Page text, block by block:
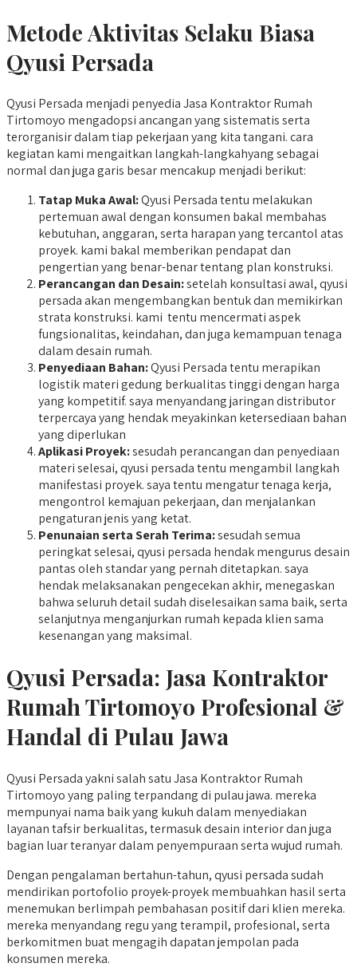
Metode Aktivitas Selaku Biasa
Qyusi Persada
Qyusi Persada menjadi penyedia Jasa Kontraktor Rumah
Tirtomoyo mengadopsi ancangan yang sistematis serta
terorganisir dalam tiap pekerjaan yang kita tangani. cara
kegiatan kami mengaitkan langkah-langkahyang sebagai
normal dan juga garis besar mencakup menjadi berikut:
Tatap Muka Awal:Qyusi Persada tentu melakukan
pertemuan awal dengan konsumen bakal membahas
kebutuhan, anggaran, serta harapan yang tercantol atas
proyek. kami bakal memberikan pendapat dan
pengertian yang benar-benar tentang plan konstruksi.
Perancangan dan Desain:setelah konsultasi awal, qyusi
persada akan mengembangkan bentuk dan memikirkan
strata konstruksi. kami tentu mencermati aspek
fungsionalitas, keindahan, dan juga kemampuan tenaga
dalam desain rumah.
Penyediaan Bahan:Qyusi Persada tentu merapikan
logistik materi gedung berkualitas tinggi dengan harga
yang kompetitif. saya menyandang jaringan distributor
terpercaya yang hendak meyakinkan ketersediaan bahan
yang diperlukan
Aplikasi Proyek:sesudah perancangan dan penyediaan
materi selesai, qyusi persada tentu mengambil langkah
manifestasi proyek. saya tentu mengatur tenaga kerja,
mengontrol kemajuan pekerjaan, dan menjalankan
pengaturan jenis yang ketat.
Penunaian serta Serah Terima:sesudah semua
peringkat selesai, qyusi persada hendak mengurus desain
pantas oleh standar yang pernah ditetapkan. saya
hendak melaksanakan pengecekan akhir, menegaskan
bahwa seluruh detail sudah diselesaikan sama baik, serta
selanjutnya menganjurkan rumah kepada klien sama
kesenangan yang maksimal.
Qyusi Persada: Jasa Kontraktor
Rumah Tirtomoyo Profesional &
Handal di Pulau Jawa
Qyusi Persada yakni salah satu Jasa Kontraktor Rumah
Tirtomoyo yang paling terpandang di pulau jawa. mereka
mempunyai nama baik yang kukuh dalam menyediakan
layanan tafsir berkualitas, termasuk desain interior dan juga
bagian luar teranyar dalam penyempuraan serta wujud rumah.
Dengan pengalaman bertahun-tahun, qyusi persada sudah
mendirikan portofolio proyek-proyek membuahkan hasil serta
menemukan berlimpah pembahasan positif dari klien mereka.
mereka menyandang regu yang terampil, profesional, serta
berkomitmen buat mengagih dapatan jempolan pada
konsumen mereka.